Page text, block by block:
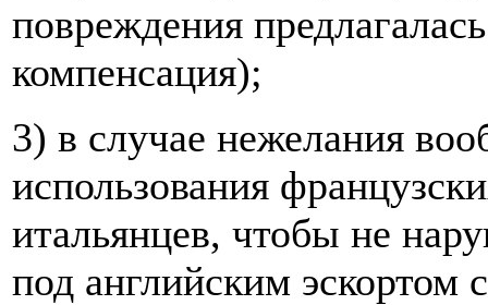
повреждения
компенсация);
3) в случае нежелания
использования
итальянцев, чтобы не
под английским